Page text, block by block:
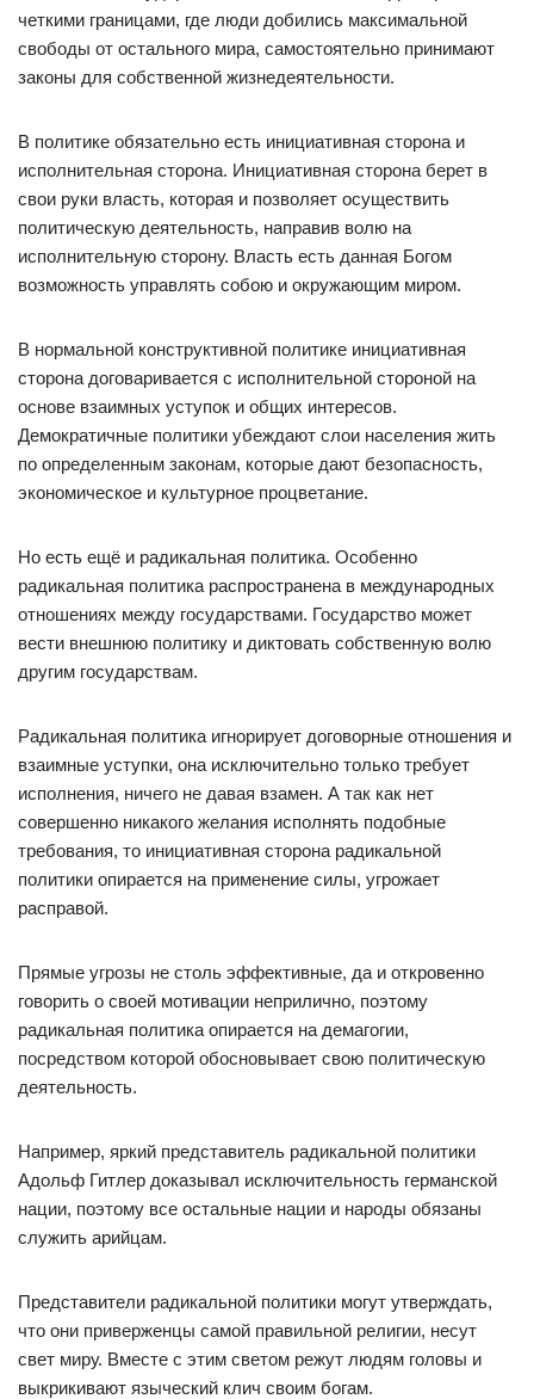
четкими границами, где люди добились максимальной
свободы от остального мира, самостоятельно принимают
законы для собственной жизнедеятельности.
В политике обязательно есть инициативная сторона и
исполнительная сторона. Инициативная сторона берет в
свои руки власть, которая и позволяет осуществить
политическую деятельность, направив волю на
исполнительную сторону. Власть есть данная Богом
возможность управлять собою и окружающим миром.
В нормальной конструктивной политике инициативная
сторона договаривается с исполнительной стороной на
основе взаимных уступок и общих интересов.
Демократичные политики убеждают слои населения жить
по определенным законам, которые дают безопасность,
экономическое и культурное процветание.
Но есть ещё и радикальная политика. Особенно
радикальная политика распространена в международных
отношениях между государствами. Государство может
вести внешнюю политику и диктовать собственную волю
другим государствам.
Радикальная политика игнорирует договорные отношения и
взаимные уступки, она исключительно только требует
исполнения, ничего не давая взамен. А так как нет
совершенно никакого желания исполнять подобные
требования, то инициативная сторона радикальной
политики опирается на применение силы, угрожает
расправой.
Прямые угрозы не столь эффективные, да и откровенно
говорить о своей мотивации неприлично, поэтому
радикальная политика опирается на демагогии,
посредством которой обосновывает свою политическую
деятельность.
Например, яркий представитель радикальной политики
Адольф Гитлер доказывал исключительность германской
нации, поэтому все остальные нации и народы обязаны
служить арийцам.
Представители радикальной политики могут утверждать,
что они приверженцы самой правильной религии, несут
свет миру. Вместе с этим светом режут людям головы и
выкрикивают языческий клич своим богам.